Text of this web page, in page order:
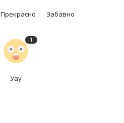
Прекрасно Забавно
1
Уау